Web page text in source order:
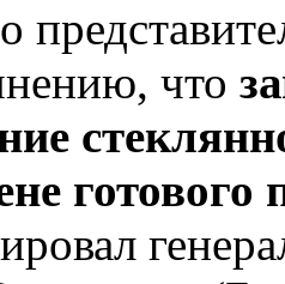
что
готового